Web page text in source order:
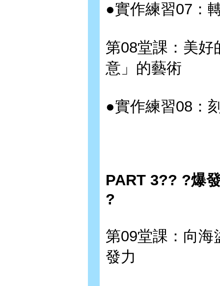
●實作練習07：
第08堂課：美
意」的藝術
●實作練習08：
PART 3?? ?爆
?
第09堂課：向
發力